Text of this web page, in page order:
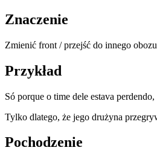
Znaczenie
Zmienić front / przejść do innego obozu
Przykład
Só porque o time dele estava
Tylko dlatego, że jego drużyna
Pochodzenie